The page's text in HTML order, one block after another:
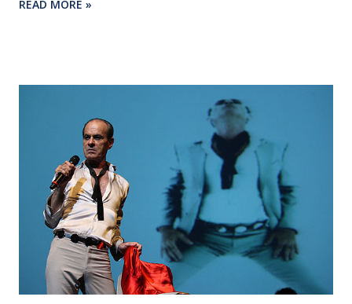
co-autor de ‘Amado’, faixa do CD ‘Sim’, lançado por Vanessa
presente na maioria dos lançamentos da ‘nova’ MPB. Esses
novos nomes ensaiam uma aproximação entre a música
popular dos anos 1970 (aquela que tocava nas rádios AM e
tinha espaço na programação das TVs) com o som da cena
índie atual. Mas a aura cool, perseguida por nove entre dez
artistas em ascensão, dilui as impressões das composições,
tornando difícil sua identificação pelas camadas mais
populares. Fã confesso de Marcelo Camelo, Jene...
READ MORE »